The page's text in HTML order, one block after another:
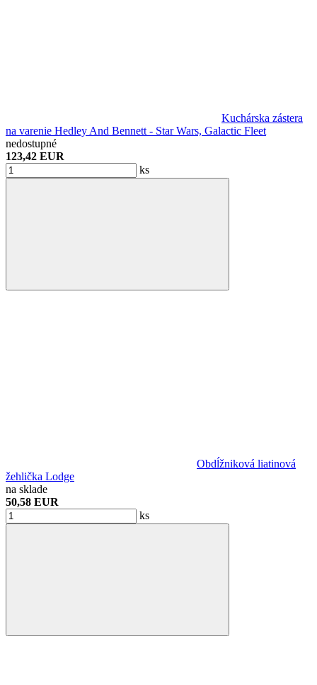
Kuchárska zástera
na varenie Hedley And Bennett - Star Wars, Galactic Fleet
nedostupné
123,42 EUR
ks
Obdĺžniková liatinová
žehlička Lodge
na sklade
50,58 EUR
ks